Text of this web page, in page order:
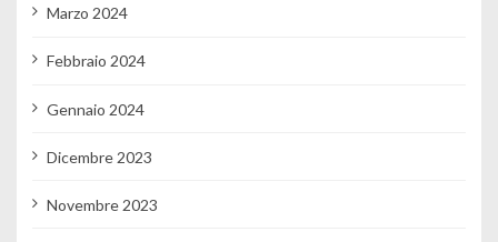
Marzo 2024
Febbraio 2024
Gennaio 2024
Dicembre 2023
Novembre 2023